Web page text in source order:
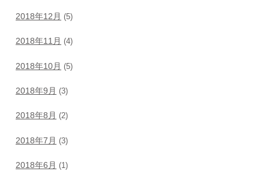
2018年12月 (5)
2018年11月 (4)
2018年10月 (5)
2018年9月 (3)
2018年8月 (2)
2018年7月 (3)
2018年6月 (1)